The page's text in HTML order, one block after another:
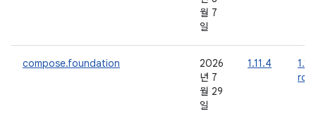
월 7
일
compose.foundation
2026
년 7
월 29
일
1.11.4